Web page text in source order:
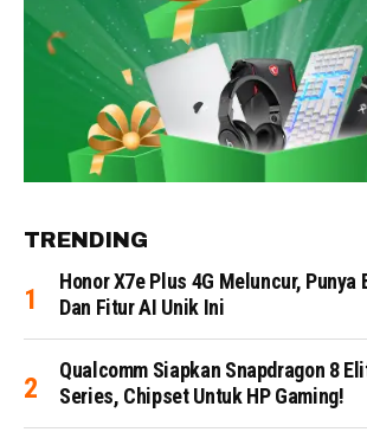
TRENDING
Honor X7e Plus 4G Meluncur, Punya
Dan Fitur AI Unik Ini
Qualcomm Siapkan Snapdragon 8
Series, Chipset Untuk HP Gaming!